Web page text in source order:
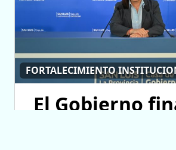
FORTALECIMIENTO
El Gobierno